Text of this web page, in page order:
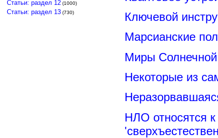
Статьи: раздел 12 (1000)
Статьи: раздел 13 (730)
Ключевой
Марсианские
Миры
Некоторые из
НЛО относятся к